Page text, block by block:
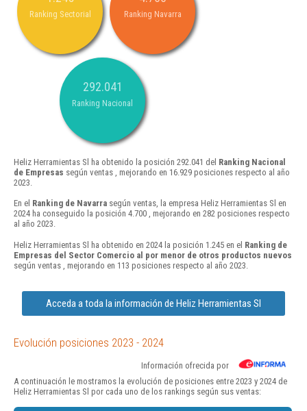
Ranking Sectorial Ranking Navarra
292.041
Ranking Nacional
Heliz Herramientas Sl ha obtenido la posición 292.041 del Ranking Nacional
de Empresas según ventas , mejorando en 16.929 posiciones respecto al año
2023.
En el Ranking de Navarra según ventas, la empresa Heliz Herramientas Sl en
2024 ha conseguido la posición 4.700 , mejorando en 282 posiciones respecto
al año 2023.
Heliz Herramientas Sl ha obtenido en 2024 la posición 1.245 en el Ranking de
Empresas del Sector Comercio al por menor de otros productos nuevos
según ventas , mejorando en 113 posiciones respecto al año 2023.
Acceda a toda la información de Heliz Herramientas Sl
Evolución posiciones 2023 - 2024
Información ofrecida por
A continuación le mostramos la evolución de posiciones entre 2023 y 2024 de
Heliz Herramientas Sl por cada uno de los rankings según sus ventas: